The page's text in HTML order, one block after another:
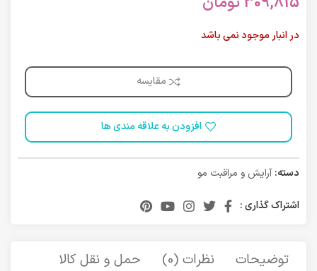
در انبار موجود نمی باشد
مقایسه
افزودن به علاقه مندی ها
دسته: آرایش و مراقبت مو
اشتراک گذاری :
توضیحات نظرات (0) حمل و نقل کالا